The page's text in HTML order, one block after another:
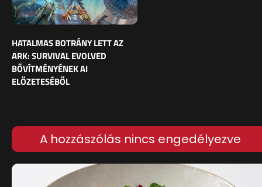
HATALMAS BOTRÁNY LETT AZ
ARK: SURVIVAL EVOLVED
BŐVÍTMÉNYÉNEK AI
ELŐZETESÉBŐL
A hozzászólás nincs engedélyezve